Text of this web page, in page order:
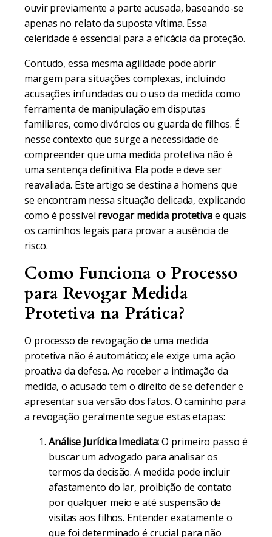
ouvir previamente a parte acusada, baseando-se
apenas no relato da suposta vítima. Essa
celeridade é essencial para a eficácia da proteção.
Contudo, essa mesma agilidade pode abrir
margem para situações complexas, incluindo
acusações infundadas ou o uso da medida como
ferramenta de manipulação em disputas
familiares, como divórcios ou guarda de filhos. É
nesse contexto que surge a necessidade de
compreender que uma medida protetiva não é
uma sentença definitiva. Ela pode e deve ser
reavaliada. Este artigo se destina a homens que
se encontram nessa situação delicada, explicando
como é possível revogar medida protetivae quais
os caminhos legais para provar a ausência de
risco.
Como Funciona o Processo
para Revogar Medida
Protetiva na Prática?
O processo de revogação de uma medida
protetiva não é automático; ele exige uma ação
proativa da defesa. Ao receber a intimação da
medida, o acusado tem o direito de se defender e
apresentar sua versão dos fatos. O caminho para
a revogação geralmente segue estas etapas:
Análise Jurídica Imediata:O primeiro passo é
buscar um advogado para analisar os
termos da decisão. A medida pode incluir
afastamento do lar, proibição de contato
por qualquer meio e até suspensão de
visitas aos filhos. Entender exatamente o
que foi determinado é crucial para não